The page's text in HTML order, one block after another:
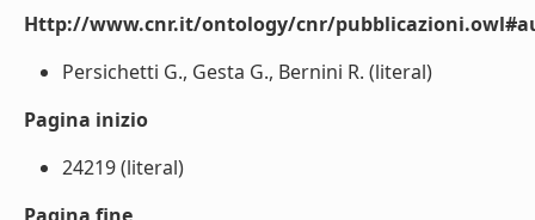
Http://www.cnr.it/ontology/cnr/
Persichetti G., Gesta G., Bernini R. (literal)
Pagina inizio
24219 (literal)